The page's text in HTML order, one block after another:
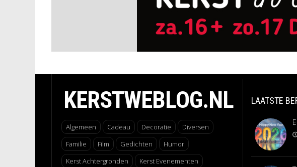
KERSTWEBLOG.NL
Algemeen Cadeau Decoratie
Diversen
Familie
Film Gedichten
Humor
Kerst Achtergronden
Kerst Evenementen
LAATSTE